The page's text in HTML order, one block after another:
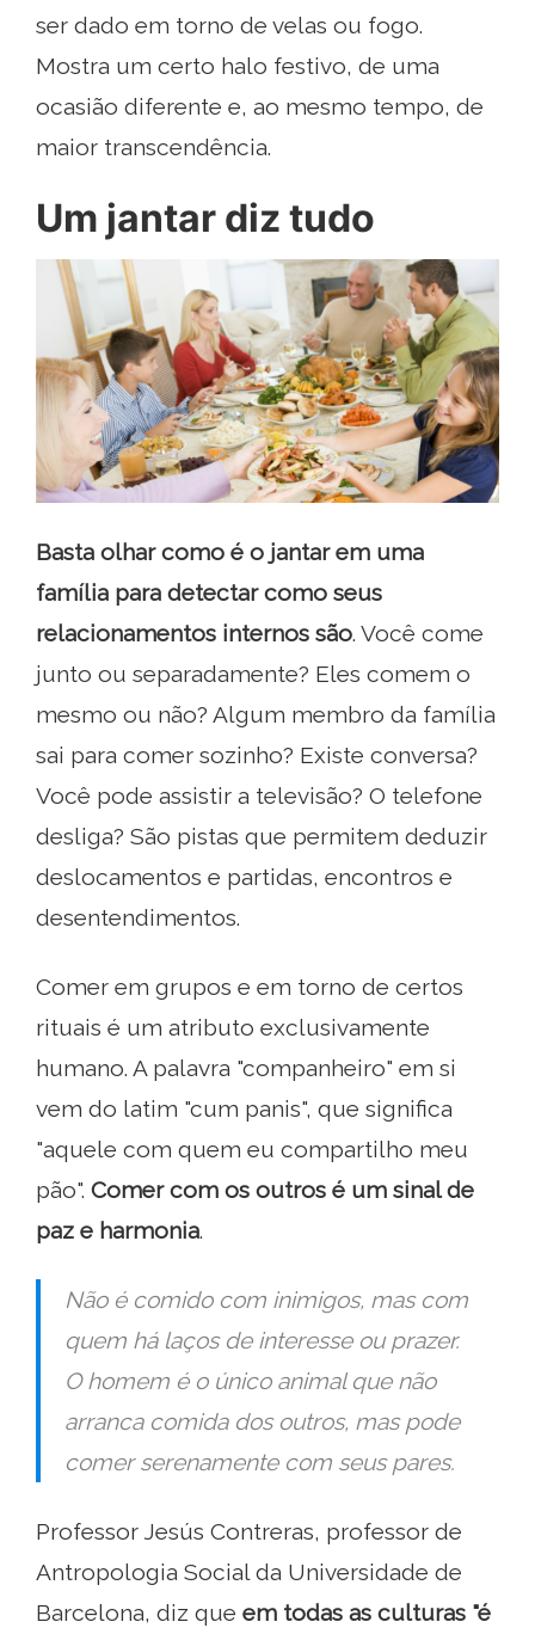
ser dado em torno de velas ou fogo.
Mostra um certo halo festivo, de uma
ocasião diferente e, ao mesmo tempo, de
maior transcendência.
Um jantar diz tudo
Basta olhar como é o jantar em uma
família para detectar como seus
relacionamentos internos são. Você come
junto ou separadamente? Eles comem o
mesmo ou não? Algum membro da família
sai para comer sozinho? Existe conversa?
Você pode assistir a televisão? O telefone
desliga? São pistas que permitem deduzir
deslocamentos e partidas, encontros e
desentendimentos.
Comer em grupos e em torno de certos
rituais é um atributo exclusivamente
humano. A palavra "companheiro" em si
vem do latim "cum panis", que significa
"aquele com quem eu compartilho meu
pão". Comer com os outros é um sinal de
paz e harmonia.
Não é comido com inimigos, mas com
quem há laços de interesse ou prazer.
O homem é o único animal que não
arranca comida dos outros, mas pode
comer serenamente com seus pares.
Professor Jesús Contreras, professor de
Antropologia Social da Universidade de
Barcelona, ​​diz que em todas as culturas "é